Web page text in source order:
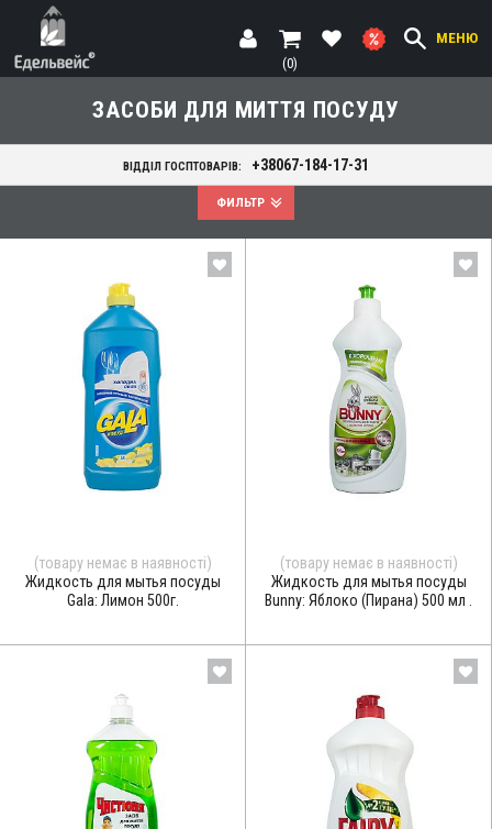
МЕНЮ
(0)
ЗАСОБИ ДЛЯ МИТТЯ ПОСУДУ
ВІДДІЛ ГОСПТОВАРІВ: +38067-184-17-31
ФИЛЬТР
(товару немає в наявності)
Жидкость для мытья посуды
Gala: Лимон 500г.
(товару немає в наявності)
Жидкость для мытья посуды
Bunny: Яблоко (Пирана) 500 мл .